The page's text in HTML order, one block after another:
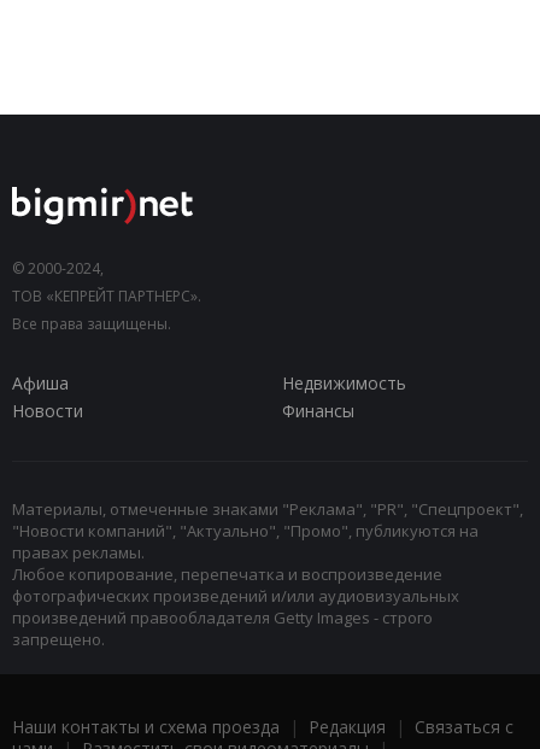
© 2000-2024,
ТОВ «КЕПРЕЙТ ПАРТНЕРС».
Все права защищены.
Афиша
Недвижимость
Новости
Финансы
Материалы, отмеченные знаками "Реклама", "PR", "Спецпроект",
"Новости компаний", "Актуально", "Промо", публикуются на
правах рекламы.
Любое копирование, перепечатка и воспроизведение
фотографических произведений и/или аудиовизуальных
произведений правообладателя Getty Images - строго
запрещено.
Наши контакты и схема проезда | Редакция | Связаться с